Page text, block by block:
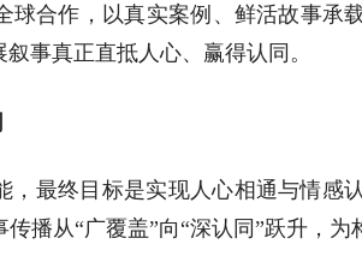
球合作，以真实案例、鲜活故事承
事真正直抵人心、赢得认同。
，最终目标是实现人心相通与情感
播从“广覆盖”向“深认同”跃升，